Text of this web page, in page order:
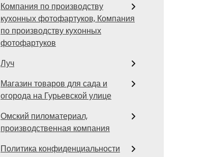
Компания по производству
кухонных фотофартуков, Компания
по производству кухонных
фотофартуков
Луч
Магазин товаров для сада и
огорода на Гурьевской улице
Омский пиломатериал,
производственная компания
Политика конфиденциальности